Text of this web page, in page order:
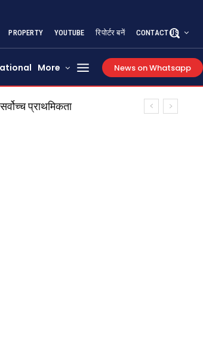
PROPERTY YOUTUBE रिपोर्टर बनें CONTACT US
More News on Whatsapp
प्राथमिकता